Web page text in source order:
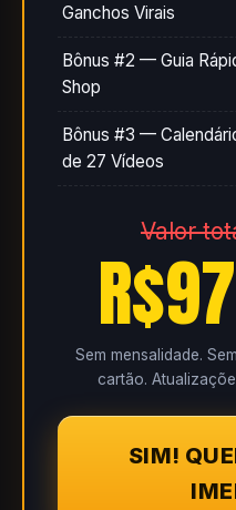
Ganchos Virais
Bônus #2 — Guia
Shop
Bônus #3 —
de 27 Vídeos
Valor
R$97
Sem mensalidade.
cartão.
SIM!